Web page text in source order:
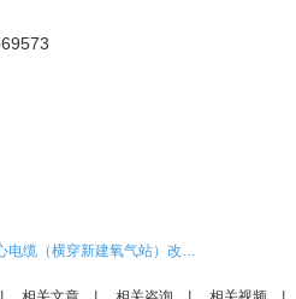
电缆（横穿新建氧气站）改…